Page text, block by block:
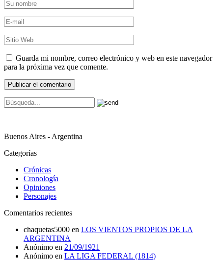
Guarda mi nombre, correo electrónico y web en este navegador
para la próxima vez que comente.
Buenos Aires - Argentina
Categorías
Crónicas
Cronología
Opiniones
Personajes
Comentarios recientes
chaquetas5000 en LOS VIENTOS PROPIOS DE LA
ARGENTINA
Anónimo en 21/09/1921
Anónimo en LA LIGA FEDERAL (1814)